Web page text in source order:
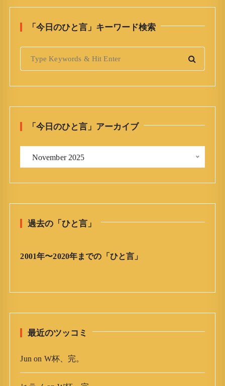
「今日のひと言」キーワード検索
「今日のひと言」アーカイブ
ひ
言
ア
November 2025
過去の「ひと言」
2001年〜2020年までの「ひと言」
最近のツッコミ
Jun on W杯、完。